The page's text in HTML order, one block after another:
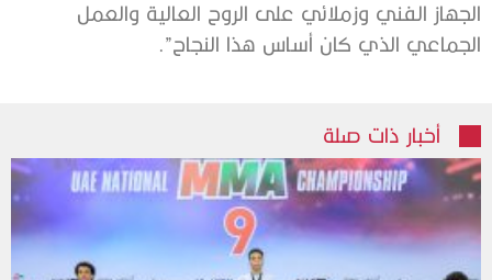
الجهاز الفني وزملائي على الروح العالية والعمل
الجماعي الذي كان أساس هذا النجاح”.
أخبار ذات صلة